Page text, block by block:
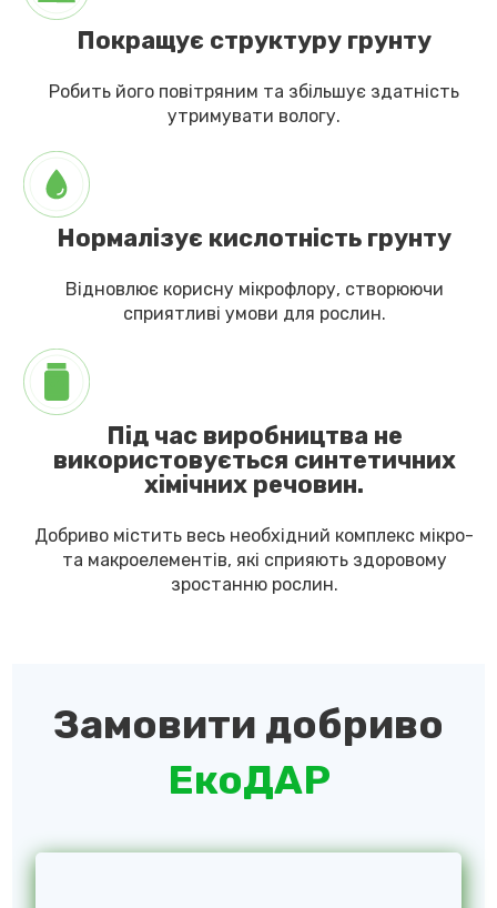
Покращує структуру грунту
Робить його повітряним та збільшує здатність
утримувати вологу.
Нормалізує кислотність грунту
Відновлює корисну мікрофлору, створюючи
сприятливі умови для рослин.
Під час виробництва не
використовується синтетичних
хімічних речовин.
Добриво містить весь необхідний комплекс мікро-
та макроелементів, які сприяють здоровому
зростанню рослин.
Замовити добриво
ЕкоДАР